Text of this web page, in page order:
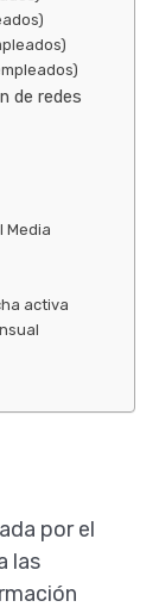
de redes
Media
activa
por el
las